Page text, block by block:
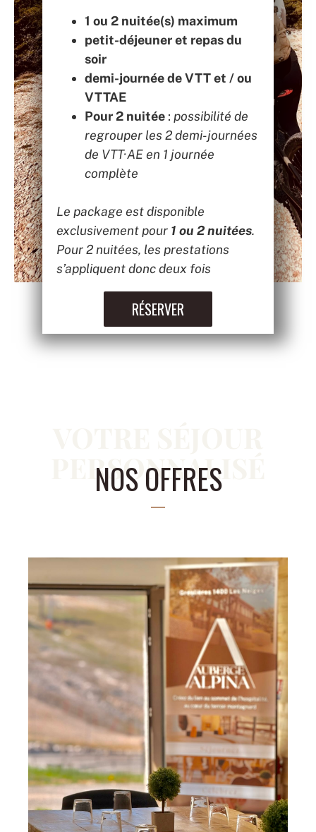
1 ou 2 nuitée(s) maximum
petit-déjeuner et repas du
soir
demi-journée de VTT et / ou
VTTAE
Pour 2 nuitée : possibilité de
regrouper les 2 demi-journées
de VTT·AE en 1 journée
complète
Le package est disponible
exclusivement pour 1 ou 2 nuitées.
Pour 2 nuitées, les prestations
s’appliquent donc deux fois
RÉSERVER
PERSONNALISÉ
NOS OFFRES